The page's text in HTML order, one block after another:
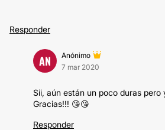
Responder
AN
Anónimo
7 mar 2020
Sii, aún están un poco duras pero
Gracias!!! 😘😘
Responder